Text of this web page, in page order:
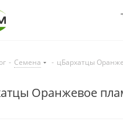
- Семена - цБархатцы
Оранжевое